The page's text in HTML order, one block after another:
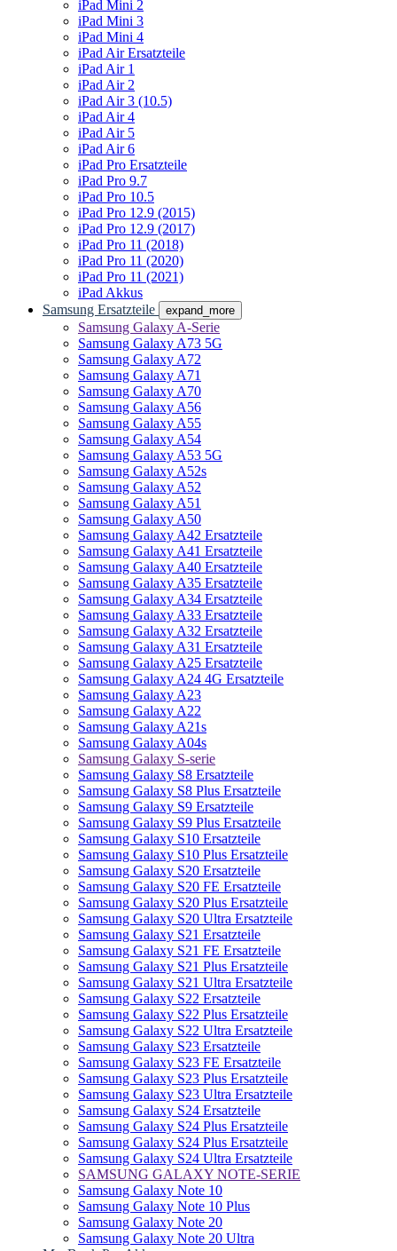
iPad Mini 2
iPad Mini 3
iPad Mini 4
iPad Air Ersatzteile
iPad Air 1
iPad Air 2
iPad Air 3 (10.5)
iPad Air 4
iPad Air 5
iPad Air 6
iPad Pro Ersatzteile
iPad Pro 9.7
iPad Pro 10.5
iPad Pro 12.9 (2015)
iPad Pro 12.9 (2017)
iPad Pro 11 (2018)
iPad Pro 11 (2020)
iPad Pro 11 (2021)
iPad Akkus
Samsung Ersatzteile
expand_more
Samsung Galaxy A-Serie
Samsung Galaxy A73 5G
Samsung Galaxy A72
Samsung Galaxy A71
Samsung Galaxy A70
Samsung Galaxy A56
Samsung Galaxy A55
Samsung Galaxy A54
Samsung Galaxy A53 5G
Samsung Galaxy A52s
Samsung Galaxy A52
Samsung Galaxy A51
Samsung Galaxy A50
Samsung Galaxy A42 Ersatzteile
Samsung Galaxy A41 Ersatzteile
Samsung Galaxy A40 Ersatzteile
Samsung Galaxy A35 Ersatzteile
Samsung Galaxy A34 Ersatzteile
Samsung Galaxy A33 Ersatzteile
Samsung Galaxy A32 Ersatzteile
Samsung Galaxy A31 Ersatzteile
Samsung Galaxy A25 Ersatzteile
Samsung Galaxy A24 4G Ersatzteile
Samsung Galaxy A23
Samsung Galaxy A22
Samsung Galaxy A21s
Samsung Galaxy A04s
Samsung Galaxy S-serie
Samsung Galaxy S8 Ersatzteile
Samsung Galaxy S8 Plus Ersatzteile
Samsung Galaxy S9 Ersatzteile
Samsung Galaxy S9 Plus Ersatzteile
Samsung Galaxy S10 Ersatzteile
Samsung Galaxy S10 Plus Ersatzteile
Samsung Galaxy S20 Ersatzteile
Samsung Galaxy S20 FE Ersatzteile
Samsung Galaxy S20 Plus Ersatzteile
Samsung Galaxy S20 Ultra Ersatzteile
Samsung Galaxy S21 Ersatzteile
Samsung Galaxy S21 FE Ersatzteile
Samsung Galaxy S21 Plus Ersatzteile
Samsung Galaxy S21 Ultra Ersatzteile
Samsung Galaxy S22 Ersatzteile
Samsung Galaxy S22 Plus Ersatzteile
Samsung Galaxy S22 Ultra Ersatzteile
Samsung Galaxy S23 Ersatzteile
Samsung Galaxy S23 FE Ersatzteile
Samsung Galaxy S23 Plus Ersatzteile
Samsung Galaxy S23 Ultra Ersatzteile
Samsung Galaxy S24 Ersatzteile
Samsung Galaxy S24 Plus Ersatzteile
Samsung Galaxy S24 Plus Ersatzteile
Samsung Galaxy S24 Ultra Ersatzteile
SAMSUNG GALAXY NOTE-SERIE
Samsung Galaxy Note 10
Samsung Galaxy Note 10 Plus
Samsung Galaxy Note 20
Samsung Galaxy Note 20 Ultra